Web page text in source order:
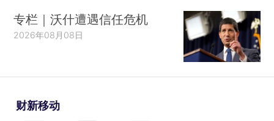
专栏｜沃什遭遇信任危机
2026年08月08日
财新移动